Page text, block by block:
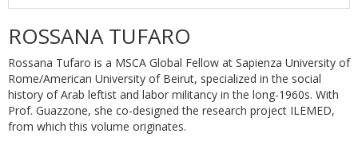
ROSSANA TUFARO
Rossana Tufaro is a MSCA Global Fellow at Sapienza University of
Rome/American University of Beirut, specialized in the social
history of Arab leftist and labor militancy in the long-1960s. With
Prof. Guazzone, she co-designed the research project ILEMED,
from which this volume originates.